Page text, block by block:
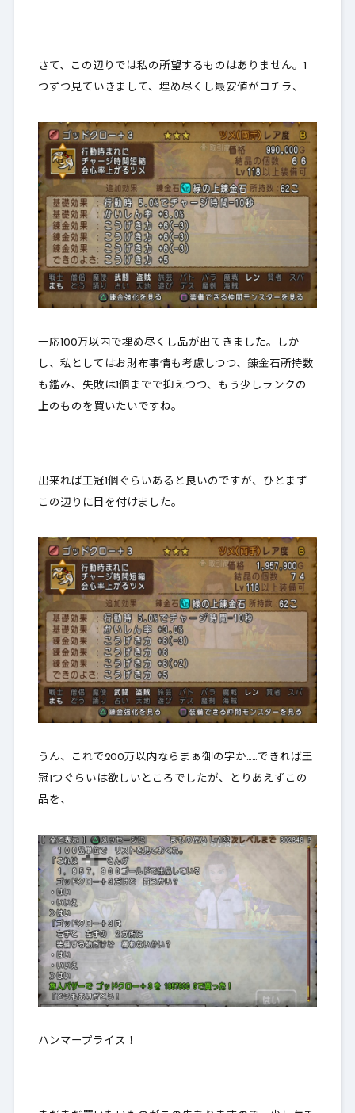
さて、この辺りでは私の所望するものはありません。1
つずつ見ていきまして、埋め尽くし最安値がコチラ、
一応100万以内で埋め尽くし品が出てきました。しか
し、私としてはお財布事情も考慮しつつ、錬金石所持数
も鑑み、失敗は1個までで抑えつつ、もう少しランクの
上のものを買いたいですね。
出来れば王冠1個ぐらいあると良いのですが、ひとまず
この辺りに目を付けました。
うん、これで200万以内ならまぁ御の字か……できれば王
冠1つぐらいは欲しいところでしたが、とりあえずこの
品を、
ハンマープライス！